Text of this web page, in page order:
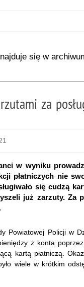
się w
za
w wyniku
płatniczych nie
się cudzą
już zarzuty. Za
Powiatowej Policji w
z konta
kartą płatniczą.
wiele w krótkim